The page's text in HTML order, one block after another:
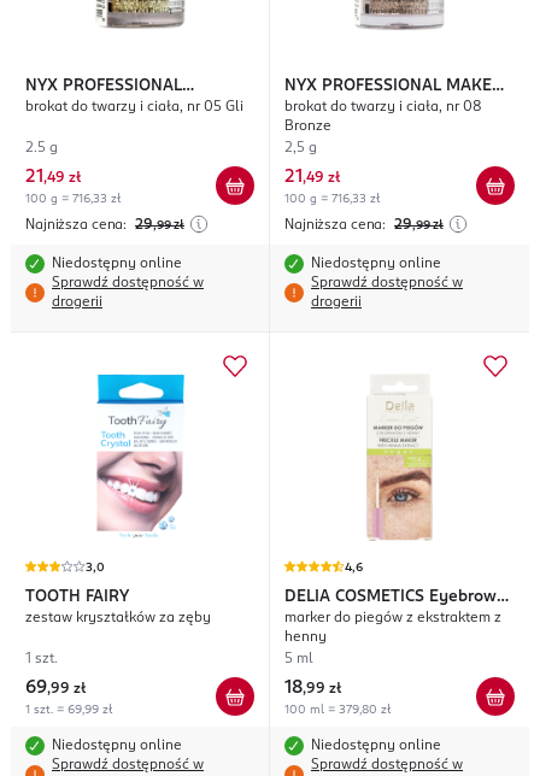
NYX PROFESSIONAL
MAKEUP Glitter Brillants
brokat do twarzy i ciała, nr 05 Gli
2.5 g
21 ,49 zł
100 g = 716,33 zł
Najniższa cena: 29,99 zł
Niedostępny online
Sprawdź dostępność w
drogerii
NYX PROFESSIONAL MAKEUP
Glitter Brillants
brokat do twarzy i ciała, nr 08
Bronze
2,5 g
21 ,49 zł
100 g = 716,33 zł
Najniższa cena: 29,99 zł
Niedostępny online
Sprawdź dostępność w
drogerii
3,0
TOOTH FAIRY
zestaw kryształków za zęby
1 szt.
69,99 zł
1 szt. = 69,99 zł
Niedostępny online
Sprawdź dostępność w
4,6
DELIA COSMETICS Eyebrow
Expert
marker do piegów z ekstraktem z
henny
5 ml
18,99 zł
100 ml = 379,80 zł
Niedostępny online
Sprawdź dostępność w